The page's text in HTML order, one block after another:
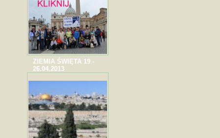
ZIEMIA ŚWIĘTA 19 -
26.04.2013